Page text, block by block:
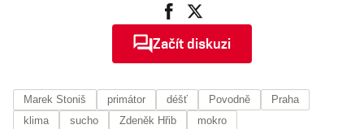
Začít diskuzi
Marek Stoniš primátor déšť Povodně
Praha
klima
sucho Zdeněk Hřib mokro